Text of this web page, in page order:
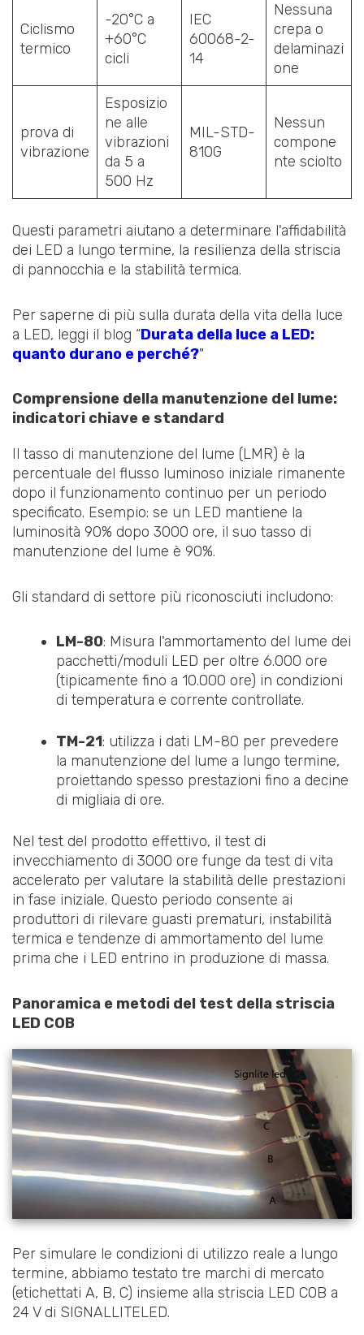
Ciclismo
termico
-20°C a
+60°C
cicli
IEC
60068-2-
14
Nessuna
crepa o
delaminazi
one
prova di
vibrazione
Esposizio
ne alle
vibrazioni
da 5 a
500 Hz
MIL-STD-
810G
Nessun
compone
nte sciolto
Questi parametri aiutano a determinare l'affidabilità
dei LED a lungo termine, la resilienza della striscia
di pannocchia e la stabilità termica.
Per saperne di più sulla durata della vita della luce
a LED, leggi il blog “Durata della luce a LED:
quanto durano e perché?"
Comprensione della manutenzione del lume:
indicatori chiave e standard
Il tasso di manutenzione del lume (LMR) è la
percentuale del flusso luminoso iniziale rimanente
dopo il funzionamento continuo per un periodo
specificato. Esempio: se un LED mantiene la
luminosità 90% dopo 3000 ore, il suo tasso di
manutenzione del lume è 90%.
Gli standard di settore più riconosciuti includono:
LM-80: Misura l'ammortamento del lume dei
pacchetti/moduli LED per oltre 6.000 ore
(tipicamente fino a 10.000 ore) in condizioni
di temperatura e corrente controllate.
TM-21: utilizza i dati LM-80 per prevedere
la manutenzione del lume a lungo termine,
proiettando spesso prestazioni fino a decine
di migliaia di ore.
Nel test del prodotto effettivo, il test di
invecchiamento di 3000 ore funge da test di vita
accelerato per valutare la stabilità delle prestazioni
in fase iniziale. Questo periodo consente ai
produttori di rilevare guasti prematuri, instabilità
termica e tendenze di ammortamento del lume
prima che i LED entrino in produzione di massa.
Panoramica e metodi del test della striscia
LED COB
Per simulare le condizioni di utilizzo reale a lungo
termine, abbiamo testato tre marchi di mercato
(etichettati A, B, C) insieme alla striscia LED COB a
24 V di SIGNALLITELED.